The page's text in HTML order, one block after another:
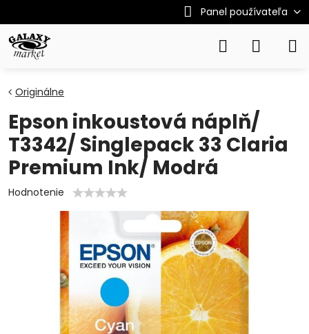
Panel používateľa
Originálne
Epson inkoustová náplň/
T3342/ Singlepack 33 Claria
Premium Ink/ Modrá
Hodnotenie